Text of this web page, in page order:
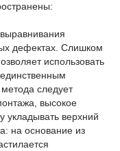
дефектах. Слишком
использовать
следует
высокое
укладывать верхний
на основание из